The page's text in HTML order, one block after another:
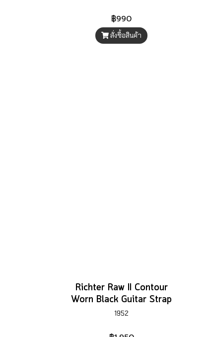
฿990
สั่งซื้อสินค้า
Richter Raw II Contour
Worn Black Guitar Strap
1952